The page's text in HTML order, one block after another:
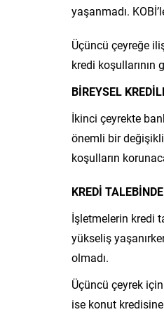
yaşanmadı.
Üçüncü çeyreğe
kredi koşullarının
BİREYSEL
İkinci çeyrekte
önemli bir
koşulların
KREDİ
İşletmelerin kredi
yükseliş
olmadı.
Üçüncü çeyrek
ise konut